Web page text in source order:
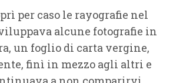
per caso le rayografie nel
alcune fotografie in
un foglio di carta vergine,
finì in mezzo agli altri e